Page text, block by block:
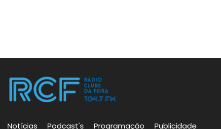
Notícias Podcast's Programação Publicidade